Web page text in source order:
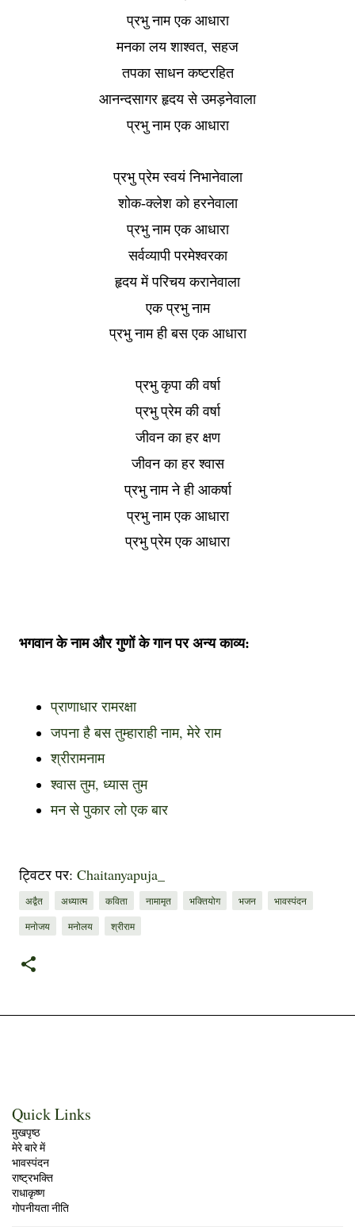
प्रभु नाम एक आधारा
मनका लय शाश्वत,सहज
तपका साधन कष्टरहित
आनन्दसागर हृदय से उमड़नेवाला
प्रभु नाम एक आधारा
प्रभु प्रेम स्वयं निभानेवाला
शोक-क्लेश को हरनेवाला
प्रभु नाम एक आधारा
सर्वव्यापी परमेश्वरका
हृदय में परिचय करानेवाला
एक प्रभु नाम
प्रभु नाम ही बस एक आधारा
प्रभु कृपा की वर्षा
प्रभु प्रेम की वर्षा
जीवन का हर क्षण
जीवन का हर श्वास
प्रभु नाम ने ही आकर्षा
प्रभु नाम एक आधारा
प्रभु प्रेम एक आधारा
भगवान के नाम और गुणों के गान पर अन्य काव्य:
प्राणाधार रामरक्षा
जपना है बस तुम्हाराही नाम,मेरे राम
श्रीरामनाम
श्वास तुम, ध्यास तुम
मन से पुकार लो एक बार
ट्विटर पर: Chaitanyapuja_
अद्वैत अध्यात्म कविता नामामृत भक्तियोग भजन
भावस्पंदन
मनोजय
मनोलय श्रीराम
Quick Links
मुखपृष्ठ
मेरे बारे में
भावस्पंदन
राष्ट्रभक्ति
राधाकृष्ण
गोपनीयता नीति